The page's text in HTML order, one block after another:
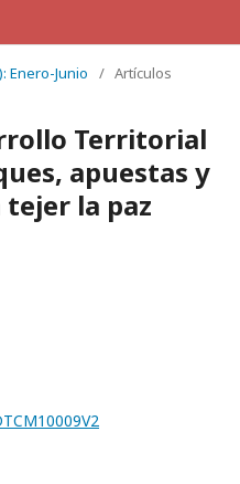
Enero-Junio / Artículos
Territorial
apuestas y
la paz